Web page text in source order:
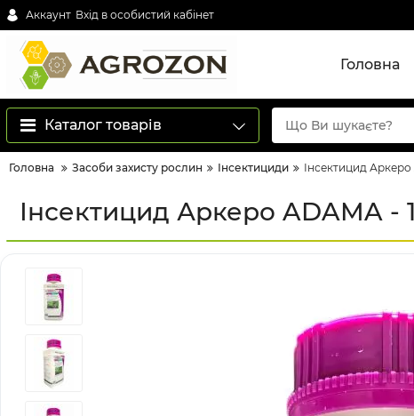
Аккаунт Вхід в особистий кабінет
Головна
Каталог товарів
Головна Засоби захисту рослин Інсектициди Інсектицид Аркеро
Інсектицид Аркеро ADAMA -